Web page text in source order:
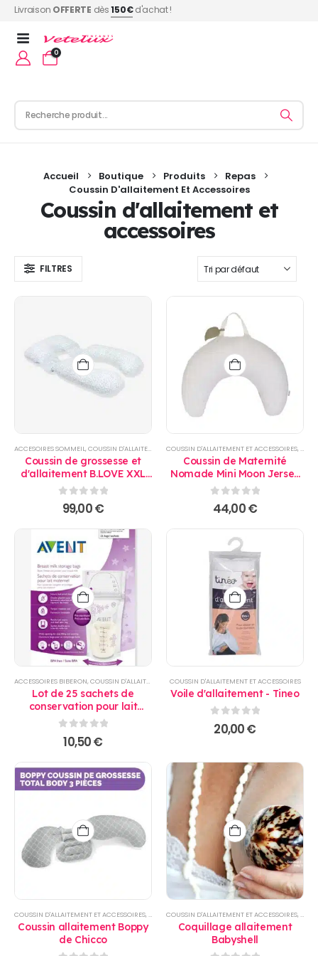
Livraison OFFERTE dès150€d'achat !
0
Accueil Boutique Produits
Repas
Coussin D'allaitement Et Accessoires
Coussin d'allaitement et
accessoires
FILTRES
ACCESOIRES SOMMEIL,COUSSIN D'ALLAITEMENT ET ACCESSOIRES ,PRODUITS,REPAS,SOMMEIL
Coussin de grossesse et
d'allaitement B.LOVE XXL
Oeko-Tex vert - Doomoo
0sur 5
99,00€
COUSSIN D'ALLAITEMENT ET ACCESSOIRES,
Coussin de Maternité
Nomade Mini Moon Jersey
Grid Beige - Candide
0sur 5
44,00€
ACCESSOIRES BIBERON,COUSSIN D'ALLAITEMENT ET ACCESSOIRES
Lot de 25 sachets de
conservation pour lait
maternel transparent -
0sur 5
10,50€
COUSSIN D'ALLAITEMENT ET ACCESSOIRES
Voile d'allaitement - Tineo
0sur 5
20,00€
COUSSIN D'ALLAITEMENT ET ACCESSOIRES,PRODUITS,REPAS
Coussin allaitement Boppy
de Chicco
COUSSIN D'ALLAITEMENT ET ACCESSOIRES,
Coquillage allaitement
Babyshell